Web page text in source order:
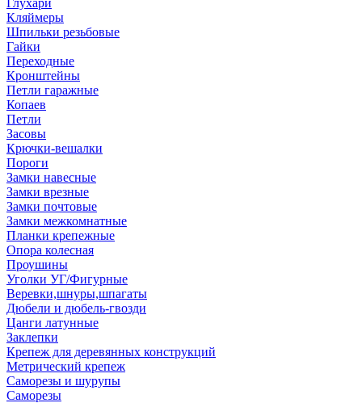
Глухари
Кляймеры
Шпильки резьбовые
Гайки
Переходные
Кронштейны
Петли гаражные
Копаев
Петли
Засовы
Крючки-вешалки
Пороги
Замки навесные
Замки врезные
Замки почтовые
Замки межкомнатные
Планки крепежные
Опора колесная
Проушины
Уголки УГ/Фигурные
Веревки,шнуры,шпагаты
Дюбели и дюбель-гвозди
Цанги латунные
Заклепки
Крепеж для деревянных конструкций
Метрический крепеж
Саморезы и шурупы
Саморезы